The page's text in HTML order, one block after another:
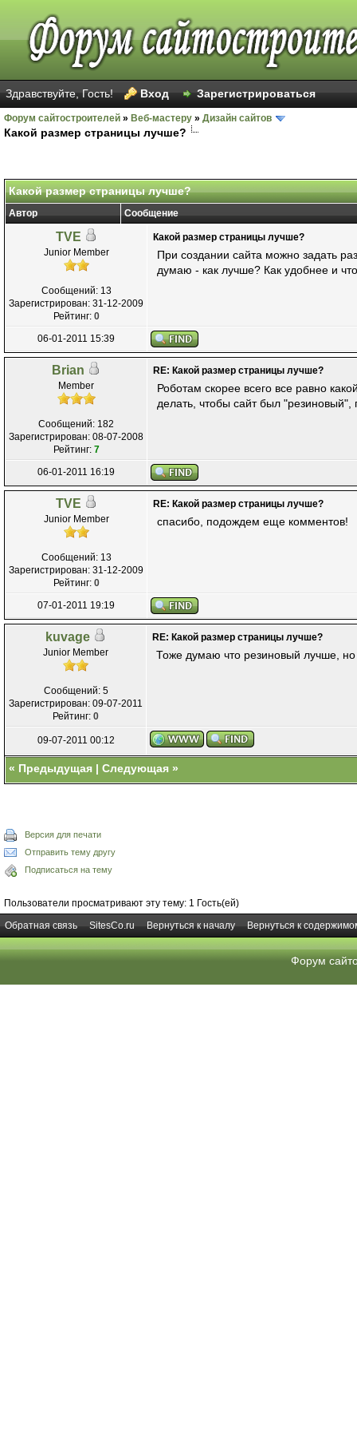
Здравствуйте, Гость! Вход Зарегистрироваться
Форум сайтостроителей » Веб-мастеру » Дизайн сайтов
Какой размер страницы лучше?
Какой размер страницы лучше?
Автор Сообщение
TVE
Junior Member
Сообщений: 13
Зарегистрирован: 31-12-2009
Рейтинг: 0
Какой размер страницы лучше?
При создании сайта можно задать
думаю - как лучше? Как удобнее и
06-01-2011 15:39
Brian
Member
Сообщений: 182
Зарегистрирован: 08-07-2008
Рейтинг: 7
RE: Какой размер страницы лучше?
Роботам скорее всего все равно
делать, чтобы сайт был
06-01-2011 16:19
TVE
Junior Member
Сообщений: 13
Зарегистрирован: 31-12-2009
Рейтинг: 0
RE: Какой размер страницы лучше?
спасибо, подождем еще комментов!
07-01-2011 19:19
kuvage
Junior Member
Сообщений: 5
Зарегистрирован: 09-07-2011
Рейтинг: 0
RE: Какой размер страницы лучше?
Тоже думаю что резиновый лучше, но
09-07-2011 00:12
« Предыдущая | Следующая »
Версия для печати
Отправить тему другу
Подписаться на тему
Пользователи просматривают эту тему: 1 Гость(ей)
Обратная связь
SitesCo.ru Вернуться к началу Вернуться к
Форум